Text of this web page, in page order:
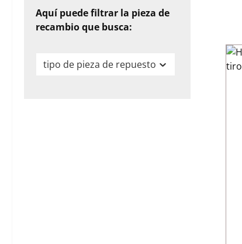
Aquí puede filtrar la pieza de
recambio que busca:
tipo de pieza de repuesto